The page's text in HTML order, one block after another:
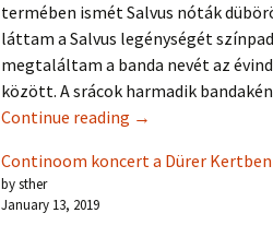
termében ismét Salvus nóták
láttam a Salvus legénységét
megtaláltam a banda nevét az
között. A srácok harmadik
Continue reading Salvus koncert a
→
Continoom koncert a Dürer Kertben
by sther
January 13, 2019